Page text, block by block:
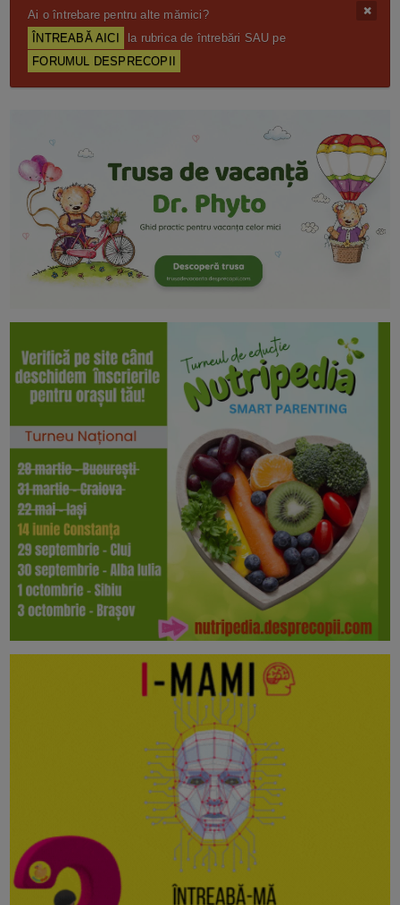
Ai o întrebare pentru alte mămici?
ÎNTREABĂ AICI
la rubrica de întrebări SAU pe
FORUMUL DESPRECOPII